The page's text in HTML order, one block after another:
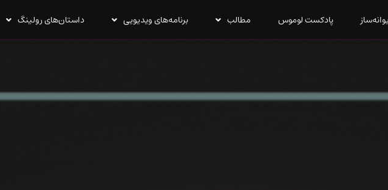
پادکست لوموس مطالب برنامه‌های ویدیویی داستان‌های رولینگ